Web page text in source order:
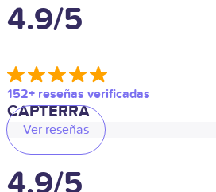
4.9/5
152+ reseñas verificadas
CAPTERRA
Ver reseñas
4.9/5